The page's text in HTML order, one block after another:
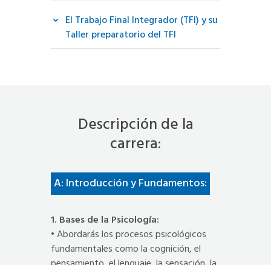
El Trabajo Final Integrador (TFI) y su
Taller preparatorio del TFI
Descripción de la
carrera:
A: Introducción y Fundamentos:
1. Bases de la Psicología:
• Abordarás los procesos psicológicos
fundamentales como la cognición, el